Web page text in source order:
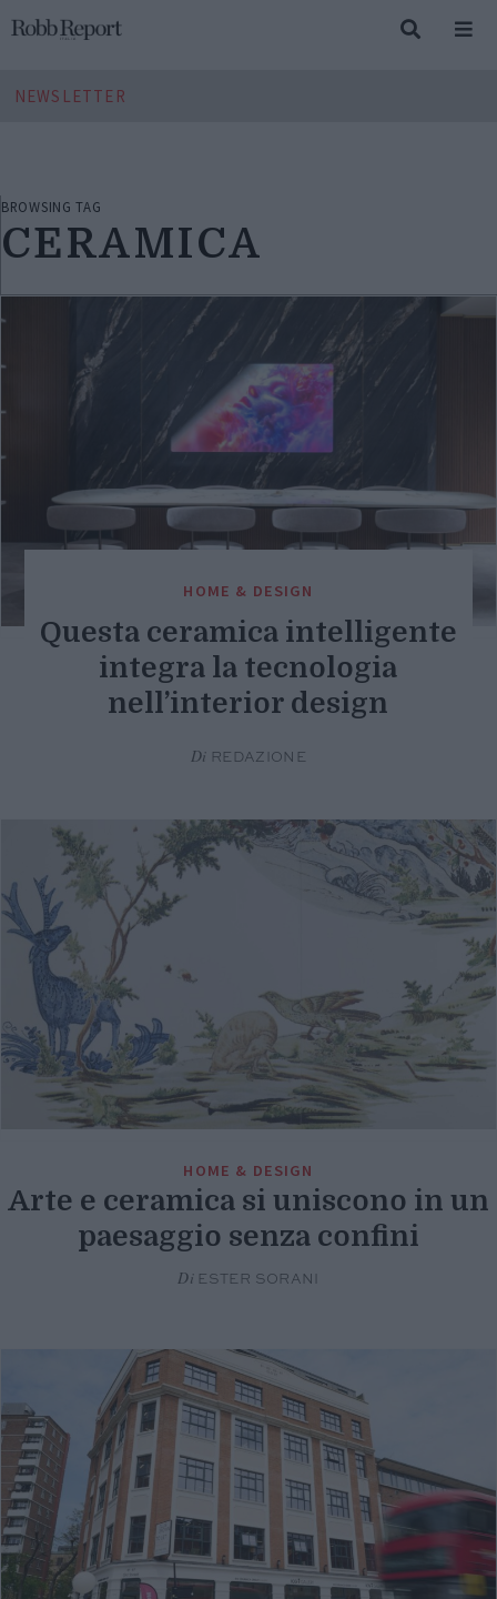
NEWSLETTER
BROWSING TAG
CERAMICA
HOME & DESIGN
Questa ceramica intelligente
integra la tecnologia
nell’interior design
Di REDAZIONE
HOME & DESIGN
Arte e ceramica si uniscono in un
paesaggio senza confini
Di ESTER SORANI